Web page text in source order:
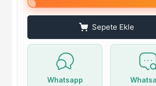
Sepete Ekle
Whatsapp